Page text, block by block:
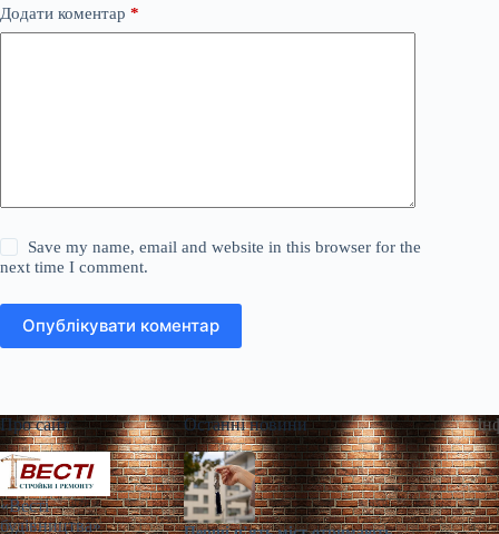
Додати коментар *
Save my name, email and website in this browser for the
next time I comment.
Опублікувати коментар
Про сайт
«Весті
будівництва»
Останні новини